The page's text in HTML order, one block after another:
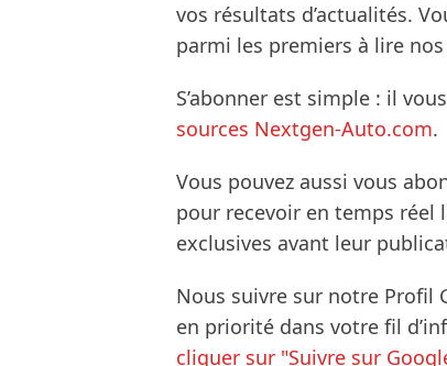
vos résultats d’actualités.
parmi les premiers à lire
S’abonner est simple : il
sources Nextgen-Auto.com.
Vous pouvez aussi vous
pour recevoir en temps réel
exclusives avant leur
Nous suivre sur notre Profil
en priorité dans votre fil
cliquer sur "Suivre sur